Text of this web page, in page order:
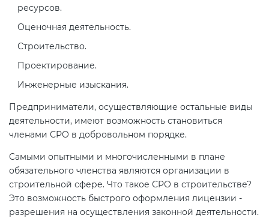
ресурсов.
Оценочная деятельность.
Строительство.
Проектирование.
Инженерные изыскания.
Предприниматели, осуществляющие остальные виды
деятельности, имеют возможность становиться
членами СРО в добровольном порядке.
Самыми опытными и многочисленными в плане
обязательного членства являются организации в
строительной сфере. Что такое СРО в строительстве?
Это возможность быстрого оформления лицензии -
разрешения на осуществления законной деятельности.